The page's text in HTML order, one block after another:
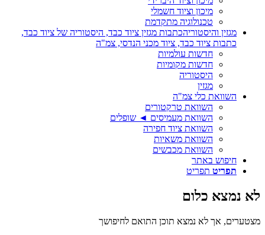
מיכון וציוד חשמלי
טכנולוגיה מתקדמת
מגזין והיסטוריהכתבות מגזין ציוד כבד, היסטוריה של ציוד כבד,
כתבות ציוד כבד, ציוד מכני הנדסי, צמ"ה
חדשות עולמיות
חדשות מקומיות
היסטוריה
מגזין
השוואת כלי צמ"ה
השוואת טרקטורים
השוואת מעמיסים ◄ שופלים
השוואת ציוד חפירה
השוואת משאיות
השוואת מכבשים
חיפוש באתר
תפריט תפריט
לא נמצא כלום
מצטערים, אך לא נמצא תוכן התואם לחיפושך